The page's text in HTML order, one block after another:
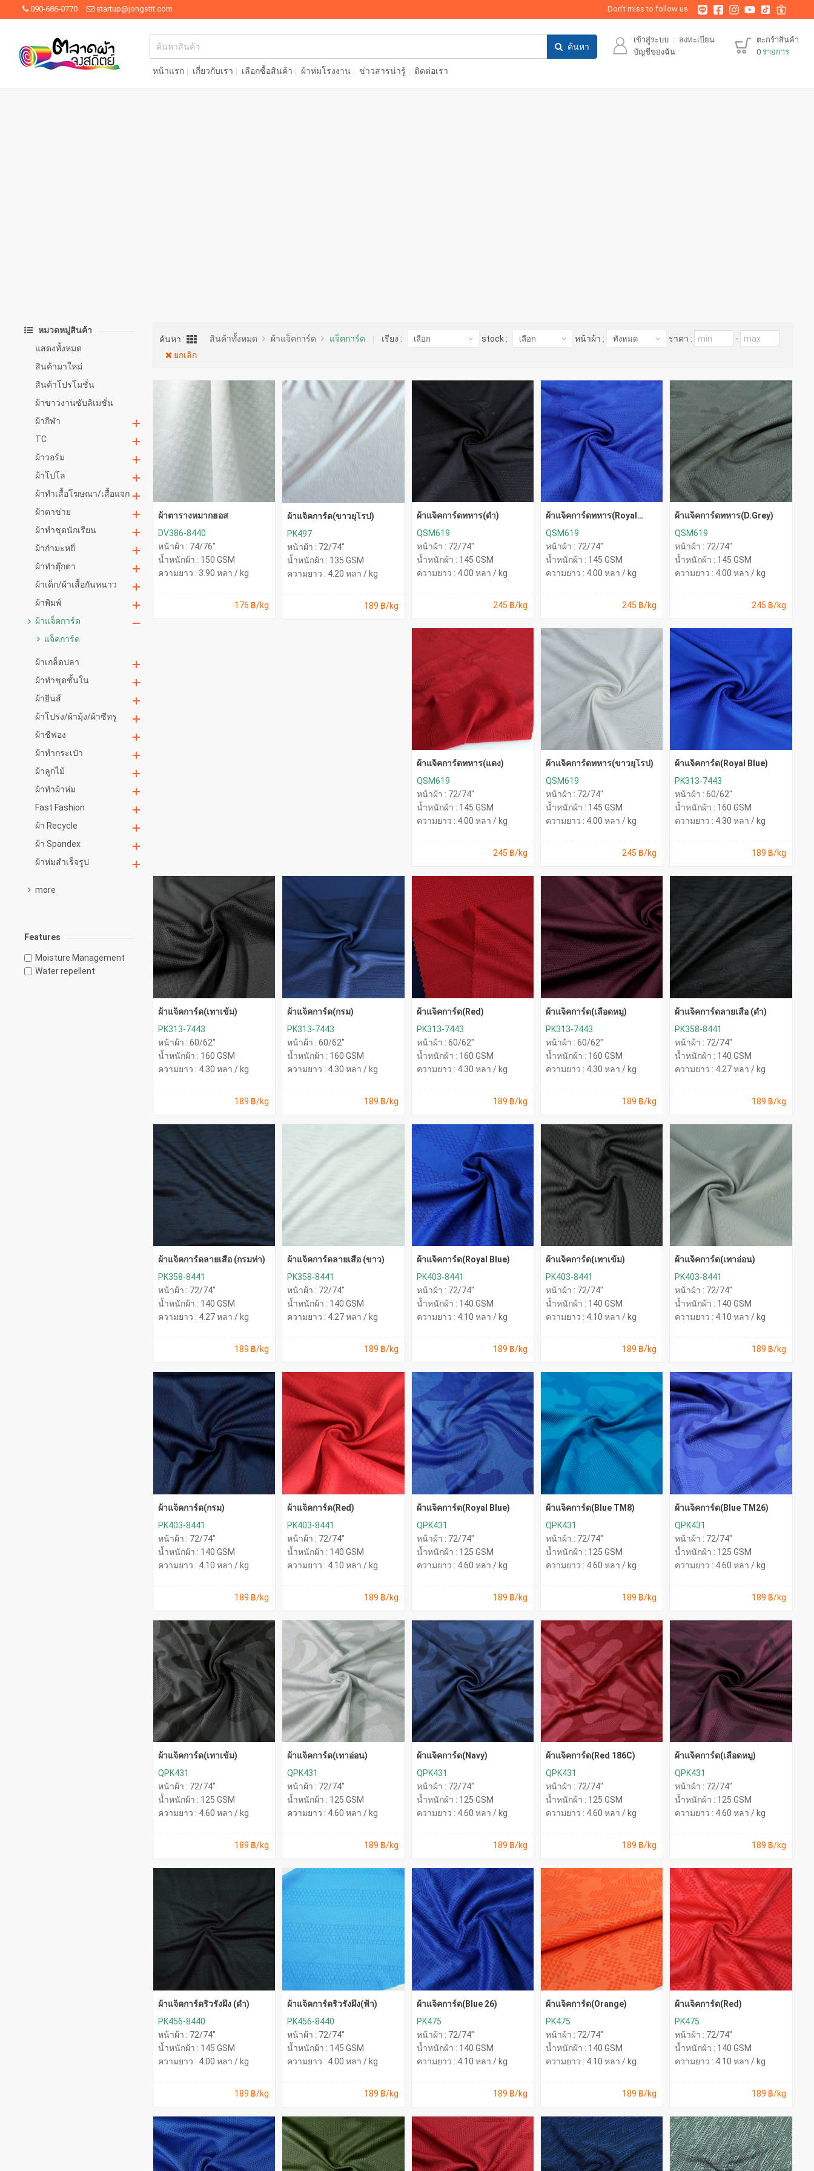
090-686-0770 startup@jongstit.com Don’t miss to follow us
ค้นหา
หน้าแรก เกี่ยวกับเรา เลือกซื้อสินค้า ผ้าห่มโรงงาน ข่าวสารน่ารู้ ติดต่อเรา
เข้าสู่ระบบ
ลงทะเบียน
บัญชีของฉัน
ตะกร้าสินค้า
0 รายการ
หมวดหมู่สินค้า
แสดงทั้งหมด
สินค้ามาใหม่
สินค้าโปรโมชั่น
ผ้าขาวงานซับลิเมชั่น
ผ้ากีฬา
TC
ผ้าวอร์ม
ผ้าโปโล
ผ้าทำเสื้อโฆษณา/เสื้อแจก
ผ้าตาข่าย
ผ้าทำชุดนักเรียน
ผ้ากำมะหยี่
ผ้าทำตุ๊กตา
ผ้าเด็ก/ผ้าเสื้อกันหนาว
ผ้าพิมพ์
ผ้าแจ็คการ์ด
แจ็คการ์ด
ผ้าเกล็ดปลา
ผ้าทำชุดชั้นใน
ผ้ายีนส์
ผ้าโปร่ง/ผ้ามุ้ง/ผ้าซีทรู
ผ้าชีฟอง
ผ้าทำกระเป๋า
ผ้าลูกไม้
ผ้าทำผ้าห่ม
Fast Fashion
ผ้า Recycle
ผ้า Spandex
ผ้าห่มสำเร็จรูป
more
Features
Moisture Management
Water repellent
ค้นหา : สินค้าทั้งหมด ผ้าแจ็คการ์ด แจ็คการ์ด เรียง : stock : หน้าผ้า : ราคา :
-
ยกเลิก
ผ้าตารางหมากฮอส
DV386-8440
หน้าผ้า : 74/76"
น้ำหนักผ้า : 150 GSM
ความยาว : 3.90 หลา / kg
176 ฿/kg
ผ้าแจ็คการ์ด(ขาวยุโรป)
PK497
หน้าผ้า : 72/74"
น้ำหนักผ้า : 135 GSM
ความยาว : 4.20 หลา / kg
189 ฿/kg
ผ้าแจ็คการ์ดทหาร(ดำ)
QSM619
หน้าผ้า : 72/74"
น้ำหนักผ้า : 145 GSM
ความยาว : 4.00 หลา / kg
245 ฿/kg
ผ้าแจ็คการ์ดทหาร(Royal
QSM619
หน้าผ้า : 72/74"
น้ำหนักผ้า : 145 GSM
ความยาว : 4.00 หลา / kg
245 ฿/kg
ผ้าแจ็คการ์ดทหาร(D.Grey)
QSM619
หน้าผ้า : 72/74"
น้ำหนักผ้า : 145 GSM
ความยาว : 4.00 หลา / kg
245 ฿/kg
ผ้าแจ็คการ์ดทหาร(แดง)
QSM619
หน้าผ้า : 72/74"
น้ำหนักผ้า : 145 GSM
ความยาว : 4.00 หลา / kg
245 ฿/kg
ผ้าแจ็คการ์ดทหาร(ขาวยุโรป)
QSM619
หน้าผ้า : 72/74"
น้ำหนักผ้า : 145 GSM
ความยาว : 4.00 หลา / kg
245 ฿/kg
ผ้าแจ็คการ์ด(Royal Blue)
PK313-7443
หน้าผ้า : 60/62"
น้ำหนักผ้า : 160 GSM
ความยาว : 4.30 หลา / kg
189 ฿/kg
ผ้าแจ็คการ์ด(เทาเข้ม)
PK313-7443
หน้าผ้า : 60/62"
น้ำหนักผ้า : 160 GSM
ความยาว : 4.30 หลา / kg
189 ฿/kg
ผ้าแจ็คการ์ด(กรม)
PK313-7443
หน้าผ้า : 60/62"
น้ำหนักผ้า : 160 GSM
ความยาว : 4.30 หลา / kg
189 ฿/kg
ผ้าแจ็คการ์ด(Red)
PK313-7443
หน้าผ้า : 60/62"
น้ำหนักผ้า : 160 GSM
ความยาว : 4.30 หลา / kg
189 ฿/kg
ผ้าแจ็คการ์ด(เลือดหมู)
PK313-7443
หน้าผ้า : 60/62"
น้ำหนักผ้า : 160 GSM
ความยาว : 4.30 หลา / kg
189 ฿/kg
ผ้าแจ็คการ์ดลายเสือ (ดำ)
PK358-8441
หน้าผ้า : 72/74"
น้ำหนักผ้า : 140 GSM
ความยาว : 4.27 หลา / kg
189 ฿/kg
ผ้าแจ็คการ์ดลายเสือ (กรมท่า)
PK358-8441
หน้าผ้า : 72/74"
น้ำหนักผ้า : 140 GSM
ความยาว : 4.27 หลา / kg
189 ฿/kg
ผ้าแจ็คการ์ดลายเสือ (ขาว)
PK358-8441
หน้าผ้า : 72/74"
น้ำหนักผ้า : 140 GSM
ความยาว : 4.27 หลา / kg
189 ฿/kg
ผ้าแจ็คการ์ด(Royal Blue)
PK403-8441
หน้าผ้า : 72/74"
น้ำหนักผ้า : 140 GSM
ความยาว : 4.10 หลา / kg
189 ฿/kg
ผ้าแจ็คการ์ด(เทาเข้ม)
PK403-8441
หน้าผ้า : 72/74"
น้ำหนักผ้า : 140 GSM
ความยาว : 4.10 หลา / kg
189 ฿/kg
ผ้าแจ็คการ์ด(เทาอ่อน)
PK403-8441
หน้าผ้า : 72/74"
น้ำหนักผ้า : 140 GSM
ความยาว : 4.10 หลา / kg
189 ฿/kg
ผ้าแจ็คการ์ด(กรม)
PK403-8441
หน้าผ้า : 72/74"
น้ำหนักผ้า : 140 GSM
ความยาว : 4.10 หลา / kg
189 ฿/kg
ผ้าแจ็คการ์ด(Red)
PK403-8441
หน้าผ้า : 72/74"
น้ำหนักผ้า : 140 GSM
ความยาว : 4.10 หลา / kg
189 ฿/kg
ผ้าแจ็คการ์ด(Royal Blue)
QPK431
หน้าผ้า : 72/74"
น้ำหนักผ้า : 125 GSM
ความยาว : 4.60 หลา / kg
189 ฿/kg
ผ้าแจ็คการ์ด(Blue TM8)
QPK431
หน้าผ้า : 72/74"
น้ำหนักผ้า : 125 GSM
ความยาว : 4.60 หลา / kg
189 ฿/kg
ผ้าแจ็คการ์ด(Blue TM26)
QPK431
หน้าผ้า : 72/74"
น้ำหนักผ้า : 125 GSM
ความยาว : 4.60 หลา / kg
189 ฿/kg
ผ้าแจ็คการ์ด(เทาเข้ม)
QPK431
หน้าผ้า : 72/74"
น้ำหนักผ้า : 125 GSM
ความยาว : 4.60 หลา / kg
189 ฿/kg
ผ้าแจ็คการ์ด(เทาอ่อน)
QPK431
หน้าผ้า : 72/74"
น้ำหนักผ้า : 125 GSM
ความยาว : 4.60 หลา / kg
189 ฿/kg
ผ้าแจ็คการ์ด(Navy)
QPK431
หน้าผ้า : 72/74"
น้ำหนักผ้า : 125 GSM
ความยาว : 4.60 หลา / kg
189 ฿/kg
ผ้าแจ็คการ์ด(Red 186C)
QPK431
หน้าผ้า : 72/74"
น้ำหนักผ้า : 125 GSM
ความยาว : 4.60 หลา / kg
189 ฿/kg
ผ้าแจ็คการ์ด(เลือดหมู)
QPK431
หน้าผ้า : 72/74"
น้ำหนักผ้า : 125 GSM
ความยาว : 4.60 หลา / kg
189 ฿/kg
ผ้าแจ็คการ์ดริ้วรังผึ้ง (ดำ)
PK456-8440
หน้าผ้า : 72/74"
น้ำหนักผ้า : 145 GSM
ความยาว : 4.00 หลา / kg
189 ฿/kg
ผ้าแจ็คการ์ดริ้วรังผึ้ง(ฟ้า)
PK456-8440
หน้าผ้า : 72/74"
น้ำหนักผ้า : 145 GSM
ความยาว : 4.00 หลา / kg
189 ฿/kg
ผ้าแจ็คการ์ด(Blue 26)
PK475
หน้าผ้า : 72/74"
น้ำหนักผ้า : 140 GSM
ความยาว : 4.10 หลา / kg
189 ฿/kg
ผ้าแจ็คการ์ด(Orange)
PK475
หน้าผ้า : 72/74"
น้ำหนักผ้า : 140 GSM
ความยาว : 4.10 หลา / kg
189 ฿/kg
ผ้าแจ็คการ์ด(Red)
PK475
หน้าผ้า : 72/74"
น้ำหนักผ้า : 140 GSM
ความยาว : 4.10 หลา / kg
189 ฿/kg